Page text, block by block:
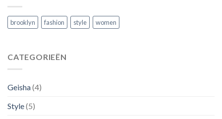
brooklyn fashion style women
CATEGORIEËN
Geisha(4)
Style(5)